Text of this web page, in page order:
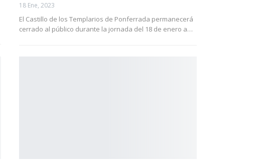
18 Ene, 2023
El Castillo de los Templarios de Ponferrada permanecerá
cerrado al público durante la jornada del 18 de enero a…